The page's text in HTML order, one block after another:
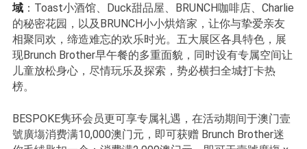
域：Toast小酒馆、Duck甜品屋、BRUNCH咖啡店、Charlie
的秘密花园，以及BRUNCH小小烘焙家，让你与挚爱亲友
相聚同欢，缔造难忘的欢乐时光。五大展区各具特色，展
现Brunch Brother早午餐的多重面貌，同时设有专属空间让
儿童放松身心，尽情玩乐及探索，势必横扫全城打卡热
榜。
BESPOKE隽环会员更可享专属礼遇，在活动期间于澳门壹
號廣塲消费满10,000澳门元，即可获赠 Brunch Brother迷